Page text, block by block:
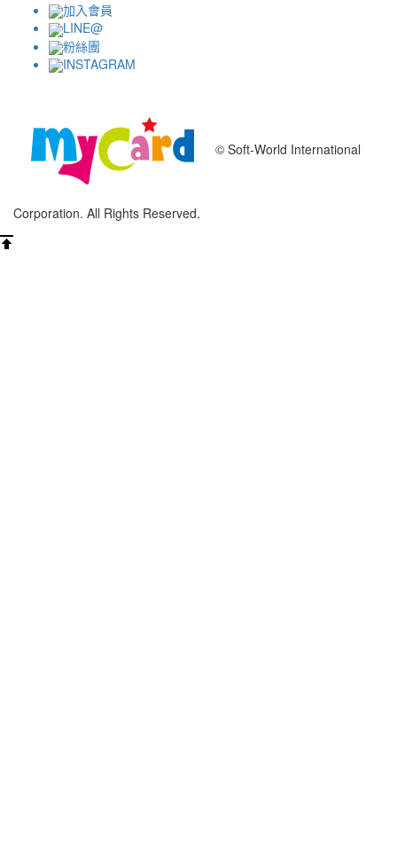
加入會員
LINE@
粉絲團
INSTAGRAM
© Soft-World International
Corporation. All Rights Reserved.